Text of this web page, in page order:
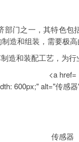
门之一，其特色包
造和组装，需要极
和装配工艺，为行
600px;" alt="传感